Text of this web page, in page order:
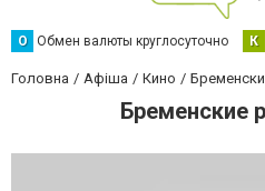
О Обмен валюты круглосуточно К
Головна Афіша Кино
Бременские